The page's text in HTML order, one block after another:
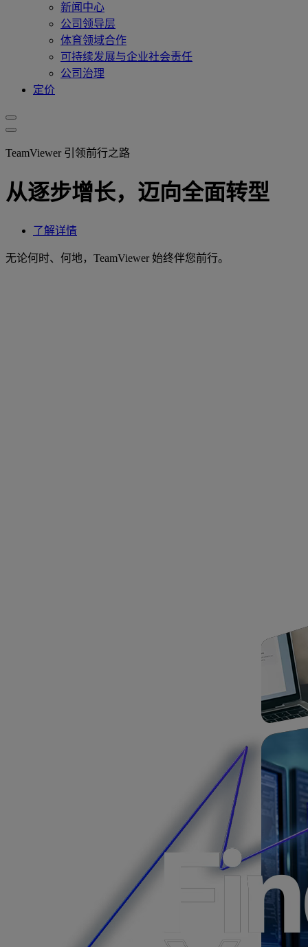
新闻中心
公司领导层
体育领域合作
可持续发展与企业社会责任
公司治理
定价
TeamViewer 引领前行之路
从逐步增长，迈向全面转型
了解详情
无论何时、何地，TeamViewer 始终伴您前行。